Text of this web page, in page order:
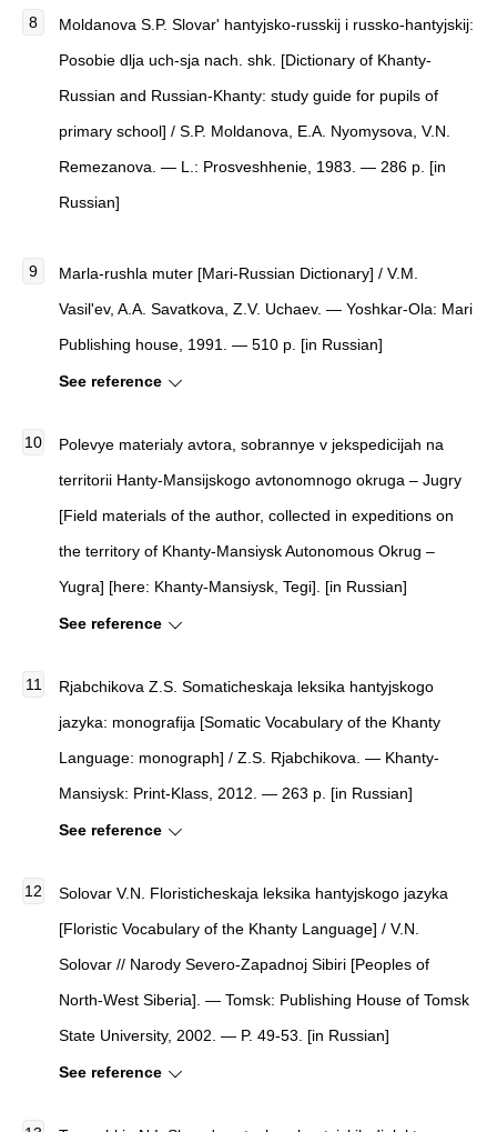
Moldanova S.P. Slovar' hantyjsko-russkij i russko-hantyjskij:
Posobie dlja uch-sja nach. shk. [Dictionary of Khanty-
Russian and Russian-Khanty: study guide for pupils of
primary school] / S.P. Moldanova, E.A. Nyomysova, V.N.
Remezanova. — L.: Prosveshhenie, 1983. — 286 p. [in
Russian]
Marla-rushla muter [Mari-Russian Dictionary] / V.M.
Vasil'ev, A.A. Savatkova, Z.V. Uchaev. — Yoshkar-Ola: Mari
Publishing house, 1991. — 510 p. [in Russian]
See reference
Polevye materialy avtora, sobrannye v jekspedicijah na
territorii Hanty-Mansijskogo avtonomnogo okruga – Jugry
[Field materials of the author, collected in expeditions on
the territory of Khanty-Mansiysk Autonomous Okrug –
Yugra] [here: Khanty-Mansiysk, Tegi]. [in Russian]
See reference
Rjabchikova Z.S. Somaticheskaja leksika hantyjskogo
jazyka: monografija [Somatic Vocabulary of the Khanty
Language: monograph] / Z.S. Rjabchikova. — Khanty-
Mansiysk: Print-Klass, 2012. — 263 p. [in Russian]
See reference
Solovar V.N. Floristicheskaja leksika hantyjskogo jazyka
[Floristic Vocabulary of the Khanty Language] / V.N.
Solovar // Narody Severo-Zapadnoj Sibiri [Peoples of
North-West Siberia]. — Tomsk: Publishing House of Tomsk
State University, 2002. — P. 49-53. [in Russian]
See reference